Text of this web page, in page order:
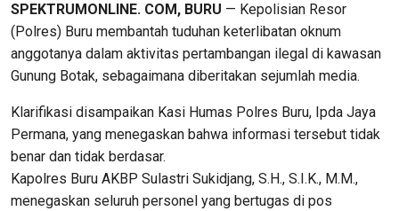
SPEKTRUMONLINE. COM, BURU — Kepolisian Resor
(Polres) Buru membantah tuduhan keterlibatan oknum
anggotanya dalam aktivitas pertambangan ilegal di kawasan
Gunung Botak, sebagaimana diberitakan sejumlah media.
Klarifikasi disampaikan Kasi Humas Polres Buru, Ipda Jaya
Permana, yang menegaskan bahwa informasi tersebut tidak
benar dan tidak berdasar.
Kapolres Buru AKBP Sulastri Sukidjang, S.H., S.I.K., M.M.,
menegaskan seluruh personel yang bertugas di pos